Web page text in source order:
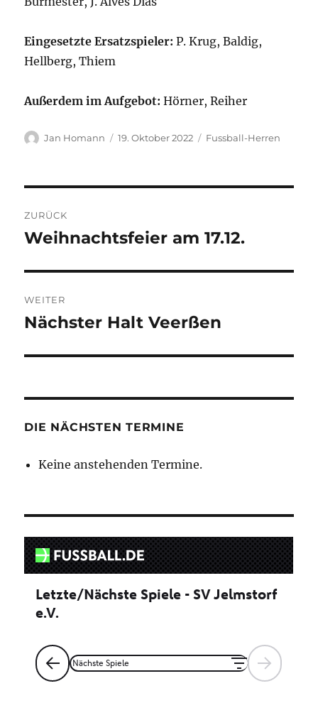
Eingesetzte Ersatzspieler: P. Krug, Baldig,
Hellberg, Thiem
Außerdem im Aufgebot:Hörner, Reiher
Autor
Jan Homann
Veröffentlicht
19. Oktober 2022 Kategorien
Fussball-Herren
ZURÜCK
Vorheriger
Weihnachtsfeier am 17.12.
WEITER
Nächster
Nächster Halt Veerßen
DIE NÄCHSTEN TERMINE
Keine anstehenden Termine.